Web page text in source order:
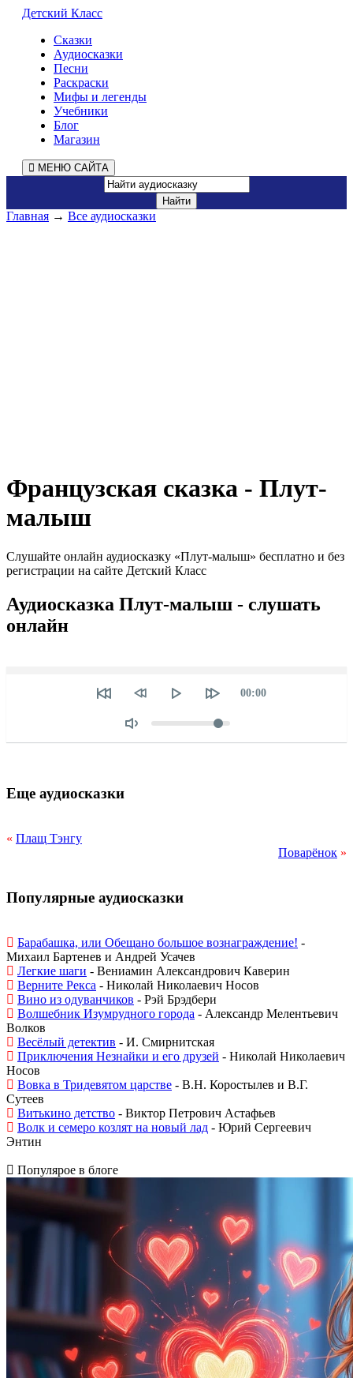
Детский Класс
Сказки
Аудиосказки
Песни
Раскраски
Мифы и легенды
Учебники
Блог
Магазин
МЕНЮ САЙТА
Главная → Все аудиосказки
Французская сказка - Плут-
малыш
Слушайте онлайн аудиосказку «Плут-малыш» бесплатно и без
регистрации на сайте Детский Класс
Аудиосказка Плут-малыш - слушать
онлайн
Текущее
00:00
Еще аудиосказки
« Плащ Тэнгу
Поварёнок »
Популярные аудиосказки
Барабашка, или Обещано большое вознаграждение! -
Михаил Бартенев и Андрей Усачев
Легкие шаги - Вениамин Александрович Каверин
Верните Рекса - Николай Николаевич Носов
Вино из одуванчиков - Рэй Брэдбери
Волшебник Изумрудного города - Александр Мелентьевич
Волков
Весёлый детектив - И. Смирнитская
Приключения Незнайки и его друзей - Николай Николаевич
Носов
Вовка в Тридевятом царстве - В.Н. Коростылев и В.Г.
Сутеев
Витькино детство - Виктор Петрович Астафьев
Волк и семеро козлят на новый лад - Юрий Сергеевич
Энтин
Популярое в блоге